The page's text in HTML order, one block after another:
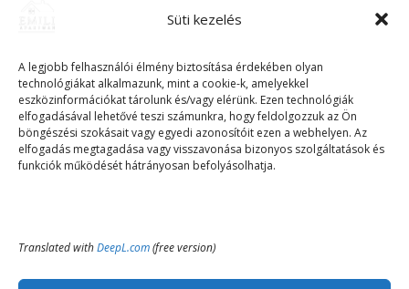
Süti kezelés
A legjobb felhasználói élmény biztosítása érdekében olyan
technológiákat alkalmazunk, mint a cookie-k, amelyekkel
eszközinformációkat tárolunk és/vagy elérünk. Ezen technológiák
elfogadásával lehetővé teszi számunkra, hogy feldolgozzuk az Ön
böngészési szokásait vagy egyedi azonosítóit ezen a webhelyen. Az
elfogadás megtagadása vagy visszavonása bizonyos szolgáltatások és
funkciók működését hátrányosan befolyásolhatja.
Translated withDeepL.com(free version)